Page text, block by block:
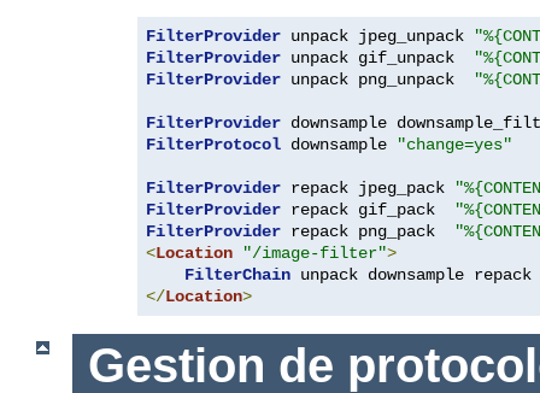
FilterProvider unpack jpeg_unpack
FilterProvider unpack gif_unpack
FilterProvider unpack png_unpack
FilterProvider downsample
FilterProtocol downsample "change=yes"
FilterProvider repack jpeg_pack
FilterProvider repack gif_pack
FilterProvider repack png_pack
<Location "/image-filter">
FilterChain
</Location>
Gestion de